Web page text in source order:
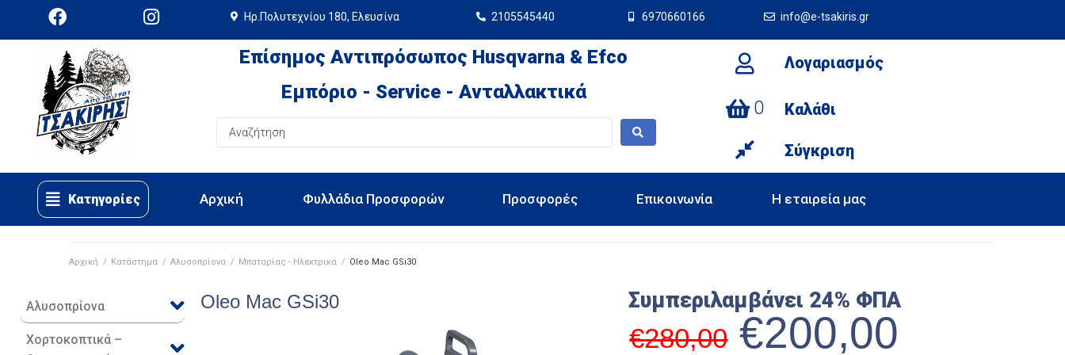
Ηρ.Πολυτεχνίου 180, Ελευσίνα 2105545440 6970660166 info@e-tsakiris.gr
Επίσημος Αντιπρόσωπος Husqvarna & Efco
Εμπόριο - Service - Ανταλλακτικά
0
Λογαριασμός
Καλάθι
Σύγκριση
Κατηγορίες Αρχική Φυλλάδια Προσφορών Προσφορές Επικοινωνία Η εταιρεία μας
Αρχική / Κατάστημα / Αλυσοπρίονα / Μπαταρίας - Ηλεκτρικά / Oleo Mac GSi30
Αλυσοπρίονα
Χορτοκοπτικά –
Oleo Mac GSi30 Συμπεριλαμβάνει 24% ΦΠΑ
€280,00 €200,00